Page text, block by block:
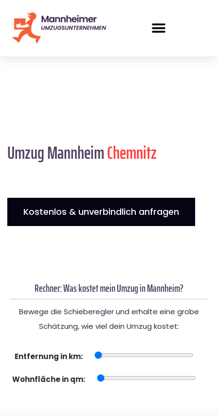
Umzug MannheimChemnitz
Kostenlos & unverbindlich anfragen
Rechner: Was kostet mein Umzug in Mannheim?
Bewege die Schieberegler und erhalte eine grobe
Schätzung, wie viel dein Umzug kostet:
Entfernung in km:
Wohnfläche in qm: